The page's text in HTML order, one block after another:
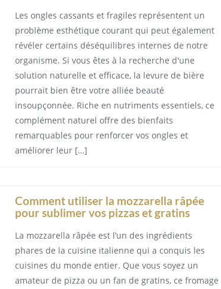
Les ongles cassants et fragiles représentent un
problème esthétique courant qui peut également
révéler certains déséquilibres internes de notre
organisme. Si vous êtes à la recherche d'une
solution naturelle et efficace, la levure de bière
pourrait bien être votre alliée beauté
insoupçonnée. Riche en nutriments essentiels, ce
complément naturel offre des bienfaits
remarquables pour renforcer vos ongles et
améliorer leur […]
Comment utiliser la mozzarella râpée
pour sublimer vos pizzas et gratins
La mozzarella râpée est l’un des ingrédients
phares de la cuisine italienne qui a conquis les
cuisines du monde entier. Que vous soyez un
amateur de pizza ou un fan de gratins, ce fromage